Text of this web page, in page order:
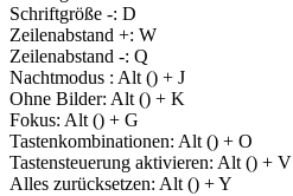
Schriftgröße -: D
Zeilenabstand +: W
Zeilenabstand -: Q
Nachtmodus : Alt () + J
Ohne Bilder: Alt () + K
Fokus: Alt () + G
Tastenkombinationen: Alt () + O
Tastensteuerung aktivieren: Alt () + V
Alles zurücksetzen: Alt () + Y